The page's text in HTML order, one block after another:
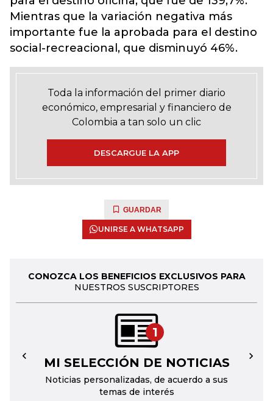
Mientras que la variación negativa más
importante fue la aprobada para el destino
social-recreacional, que disminuyó 46%.
Toda la información del primer diario
económico, empresarial y financiero de
Colombia a tan solo un clic
DESCARGUE LA APP
GUARDAR
UNIRSE A WHATSAPP
CONOZCA LOS BENEFICIOS EXCLUSIVOS PARA
NUESTROS SUSCRIPTORES
1
MI SELECCIÓN DE NOTICIAS
Noticias personalizadas, de acuerdo a sus
temas de interés
← →